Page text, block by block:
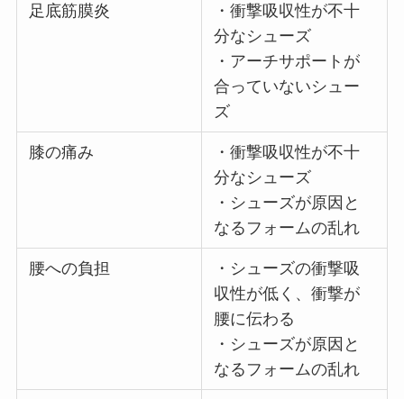
足底筋膜炎
・衝撃吸収性が不十
分なシューズ
・アーチサポートが
合っていないシュー
ズ
膝の痛み
・衝撃吸収性が不十
分なシューズ
・シューズが原因と
なるフォームの乱れ
腰への負担
・シューズの衝撃吸
収性が低く、衝撃が
腰に伝わる
・シューズが原因と
なるフォームの乱れ